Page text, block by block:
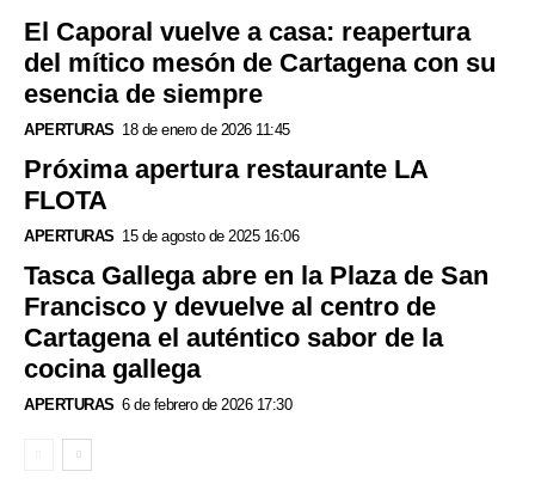
El Caporal vuelve a casa: reapertura
del mítico mesón de Cartagena con su
esencia de siempre
APERTURAS 18 de enero de 2026 11:45
Próxima apertura restaurante LA
FLOTA
APERTURAS 15 de agosto de 2025 16:06
Tasca Gallega abre en la Plaza de San
Francisco y devuelve al centro de
Cartagena el auténtico sabor de la
cocina gallega
APERTURAS 6 de febrero de 2026 17:30